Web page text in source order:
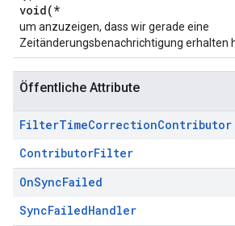
void(*
um anzuzeigen, dass wir gerade eine
Zeitänderungsbenachrichtigung erhalten
Öffentliche Attribute
FilterTimeCorrectionContributor
ContributorFilter
OnSyncFailed
SyncFailedHandler